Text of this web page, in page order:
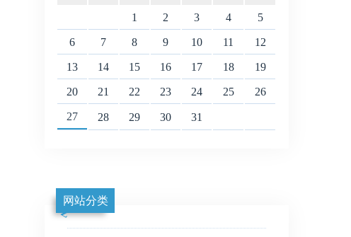
1 2 3 4 5
6 7 8 9 10 11 12
13 14 15 16 17 18 19
20 21 22 23 24 25 26
27 28 29 30 31
网站分类